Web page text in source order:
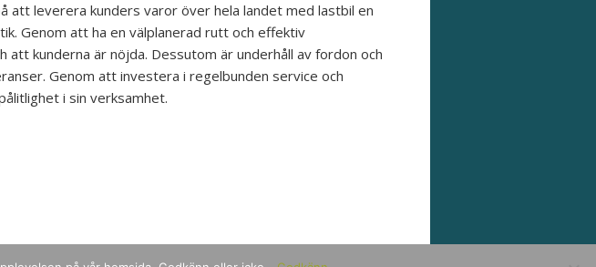
leverera kunders varor över hela landet med lastbil en
Genom att ha en välplanerad rutt och effektiv
kunderna är nöjda. Dessutom är underhåll av fordon och
Genom att investera i regelbunden service och
i sin verksamhet.
.